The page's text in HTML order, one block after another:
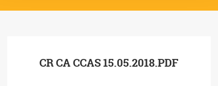
qui présente la ville,
programmation
CR CA CCAS 15.05.2018.PDF